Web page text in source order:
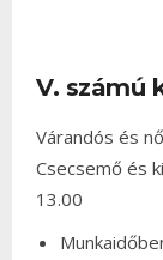
V. számú
Várandós és
Csecsemő és
13.00